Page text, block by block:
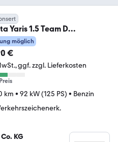
Yaris 1.5 Team D
möglich
€
ggf. zzgl. Lieferkosten
km • 92 kW (125 PS) • Benzin
KG